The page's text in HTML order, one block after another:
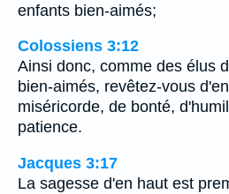
enfants bien-aimés;
Colossiens 3:12
Ainsi donc, comme des élus
bien-aimés, revêtez-vous
miséricorde, de bonté,
patience.
Jacques 3:17
La sagesse d'en haut est